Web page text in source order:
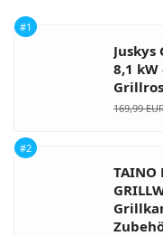
#1
8,1
169,99
#2
TAINO